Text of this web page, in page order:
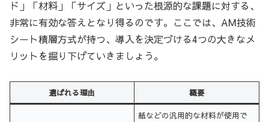
ド」「材料」「サイズ」といった根源的な課題に対する、
非常に有効な答えとなり得るのです。ここでは、AM技術
シート積層方式が持つ、導入を決定づける4つの大きなメ
リットを掘り下げていきましょう。
選ばれる理由 概要
紙などの汎用的な材料が使用で